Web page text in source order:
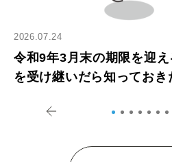
2026.07.24
令和9年3月末の期限を迎
を受け継いだら知っておき